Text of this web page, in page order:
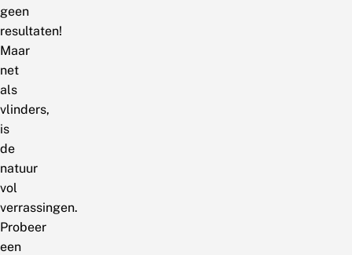
geen
resultaten!
Maar
net
als
vlinders,
is
de
natuur
vol
verrassingen.
Probeer
een